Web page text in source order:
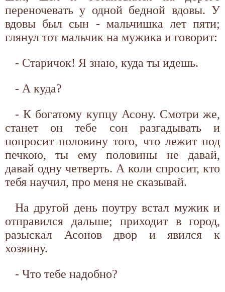
переночевать у одной бедной вдовы. У
вдовы был сын - мальчишка лет пяти;
глянул тот мальчик на мужика и говорит:
- Старичок! Я знаю, куда ты идешь.
- А куда?
- К богатому купцу Асону. Смотри же,
станет он тебе сон разгадывать и
попросит половину того, что лежит под
печкою, ты ему половины не давай,
давай одну четверть. А коли спросит, кто
тебя научил, про меня не сказывай.
На другой день поутру встал мужик и
отправился дальше; приходит в город,
разыскал Асонов двор и явился к
хозяину.
- Что тебе надобно?